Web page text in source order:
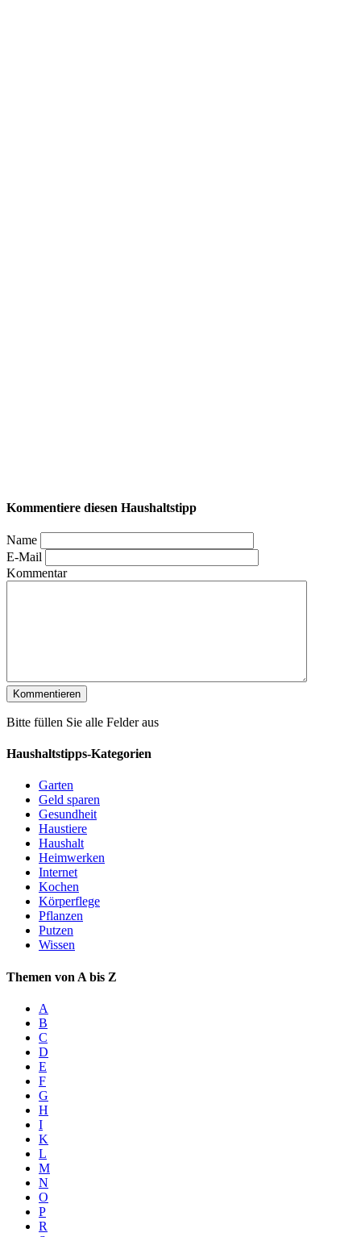
Kommentiere diesen Haushaltstipp
Name
E-Mail
Kommentar
Bitte füllen Sie alle Felder aus
Haushaltstipps-Kategorien
Garten
Geld sparen
Gesundheit
Haustiere
Haushalt
Heimwerken
Internet
Kochen
Körperflege
Pflanzen
Putzen
Wissen
Themen von A bis Z
A
B
C
D
E
F
G
H
I
K
L
M
N
O
P
R